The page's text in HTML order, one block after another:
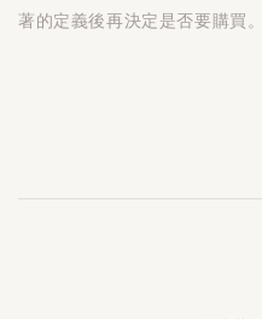
著的定義後再決定是否要購買。